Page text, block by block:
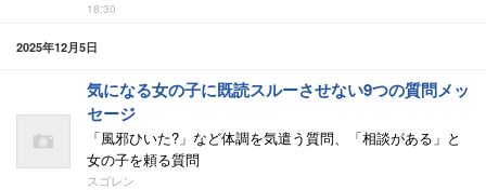
18:30
2025年12月5日
気になる女の子に既読スルーさせない9つの質問メッ
セージ
「風邪ひいた?」など体調を気遣う質問、「相談がある」と
女の子を頼る質問
スゴレン